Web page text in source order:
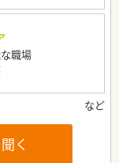
職場
く